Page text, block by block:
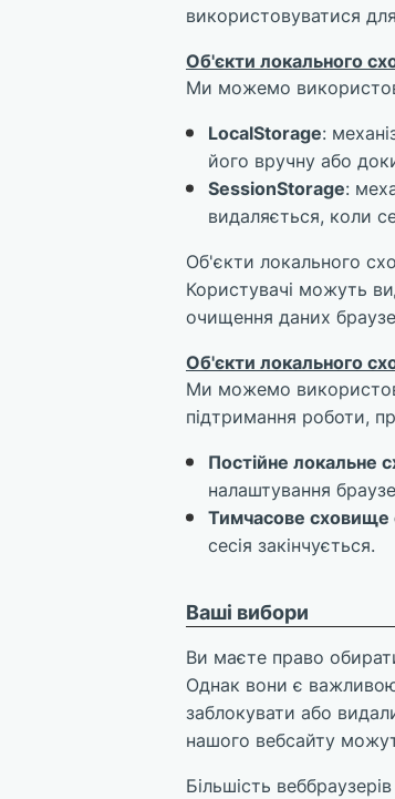
використовуватися
Об'єкти локального
Ми можемо
LocalStorage:
його вручну або
SessionStorage:
видаляється, коли
Об'єкти локального
Користувачі можуть
очищення даних
Об'єкти локального
Ми можемо
підтримання роботи,
Постійне локальне
налаштування
Тимчасове сховище
сесія закінчується.
Ваші вибори
Ви маєте право
Однак вони є
заблокувати або
нашого вебсайту
Більшість